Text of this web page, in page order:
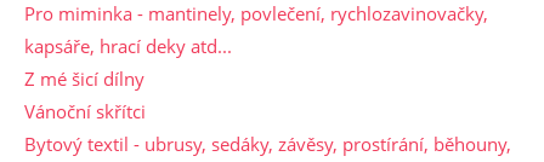
Pro miminka - mantinely, povlečení, rychlozavinovačky,
kapsáře, hrací deky atd...
Z mé šicí dílny
Vánoční skřítci
Bytový textil - ubrusy, sedáky, závěsy, prostírání, běhouny,